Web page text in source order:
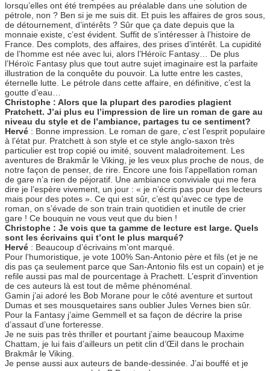
lorsqu’elles ont été trempées au préalable dans une solution de
pétrole, non ? Ben si je me suis dit. Et puis les affaires de gros sous,
de détournement, d’intérêts ? Sûr que ça date depuis que la
monnaie existe, c’est évident. Suffit de s’intéresser à l’histoire de
France. Des complots, des affaires, des prises d’intérêt. La cupidité
de l’homme est née avec lui, alors l’Héroïc Fantasy… De plus
l’Héroïc Fantasy plus que tout autre sujet imaginaire est la parfaite
illustration de la conquête du pouvoir. La lutte entre les castes,
éternelle lutte. Le pétrole dans cette affaire, en définitive, c’est la
goutte d’eau…
Christophe : Alors que la plupart des parodies plagient
Pratchett. J’ai plus eu l’impression de lire un roman de gare au
niveau du style et de l’ambiance, partages tu ce sentiment?
Hervé : Bonne impression. Le roman de gare, c’est l’esprit populaire
à l’état pur. Pratchett à son style et ce style anglo-saxon très
particulier est trop copié ou imité, souvent maladroitement. Les
aventures de Brakmâr le Viking, je les veux plus proche de nous, de
notre façon de penser, de rire. Encore une fois l’appellation roman
de gare n’a rien de péjoratif. Une ambiance conviviale qui me fera
dire je l’espère vivement, un jour : « je n’écris pas pour des lecteurs
mais pour des potes ». Ce qui est sûr, c’est qu’avec ce type de
roman, on s’évade de son train train quotidien et inutile de crier
gare ! Ce bouquin ne vous veut que du bien !
Christophe : Je vois que ta gamme de lecture est large. Quels
sont les écrivains qui t’ont le plus marqué?
Hervé : Beaucoup d’écrivains m’ont marqué.
Pour l’humoristique, je vote 100% San-Antonio père et fils (et je ne
dis pas ça seulement parce que San-Antonio fils est un copain) et je
refile aussi pas mal de pourcentage à Prachett. L’esprit d’invention
de ces auteurs là est tout de même phénoménal.
Gamin j’ai adoré les Bob Morane pour le côté aventure et surtout
Dumas et ses mousquetaires sans oublier Jules Vernes bien sûr.
Pour la Fantasy j’aime Gemmell et sa façon de décrire la prise
d’assaut d’une forteresse.
Je ne suis pas très thriller et pourtant j’aime beaucoup Maxime
Chattam, je lui fais d’ailleurs un petit clin d’Œil dans le prochain
Brakmâr le Viking.
Je pense aussi aux auteurs de bande-dessinée. J’ai bouffé et je